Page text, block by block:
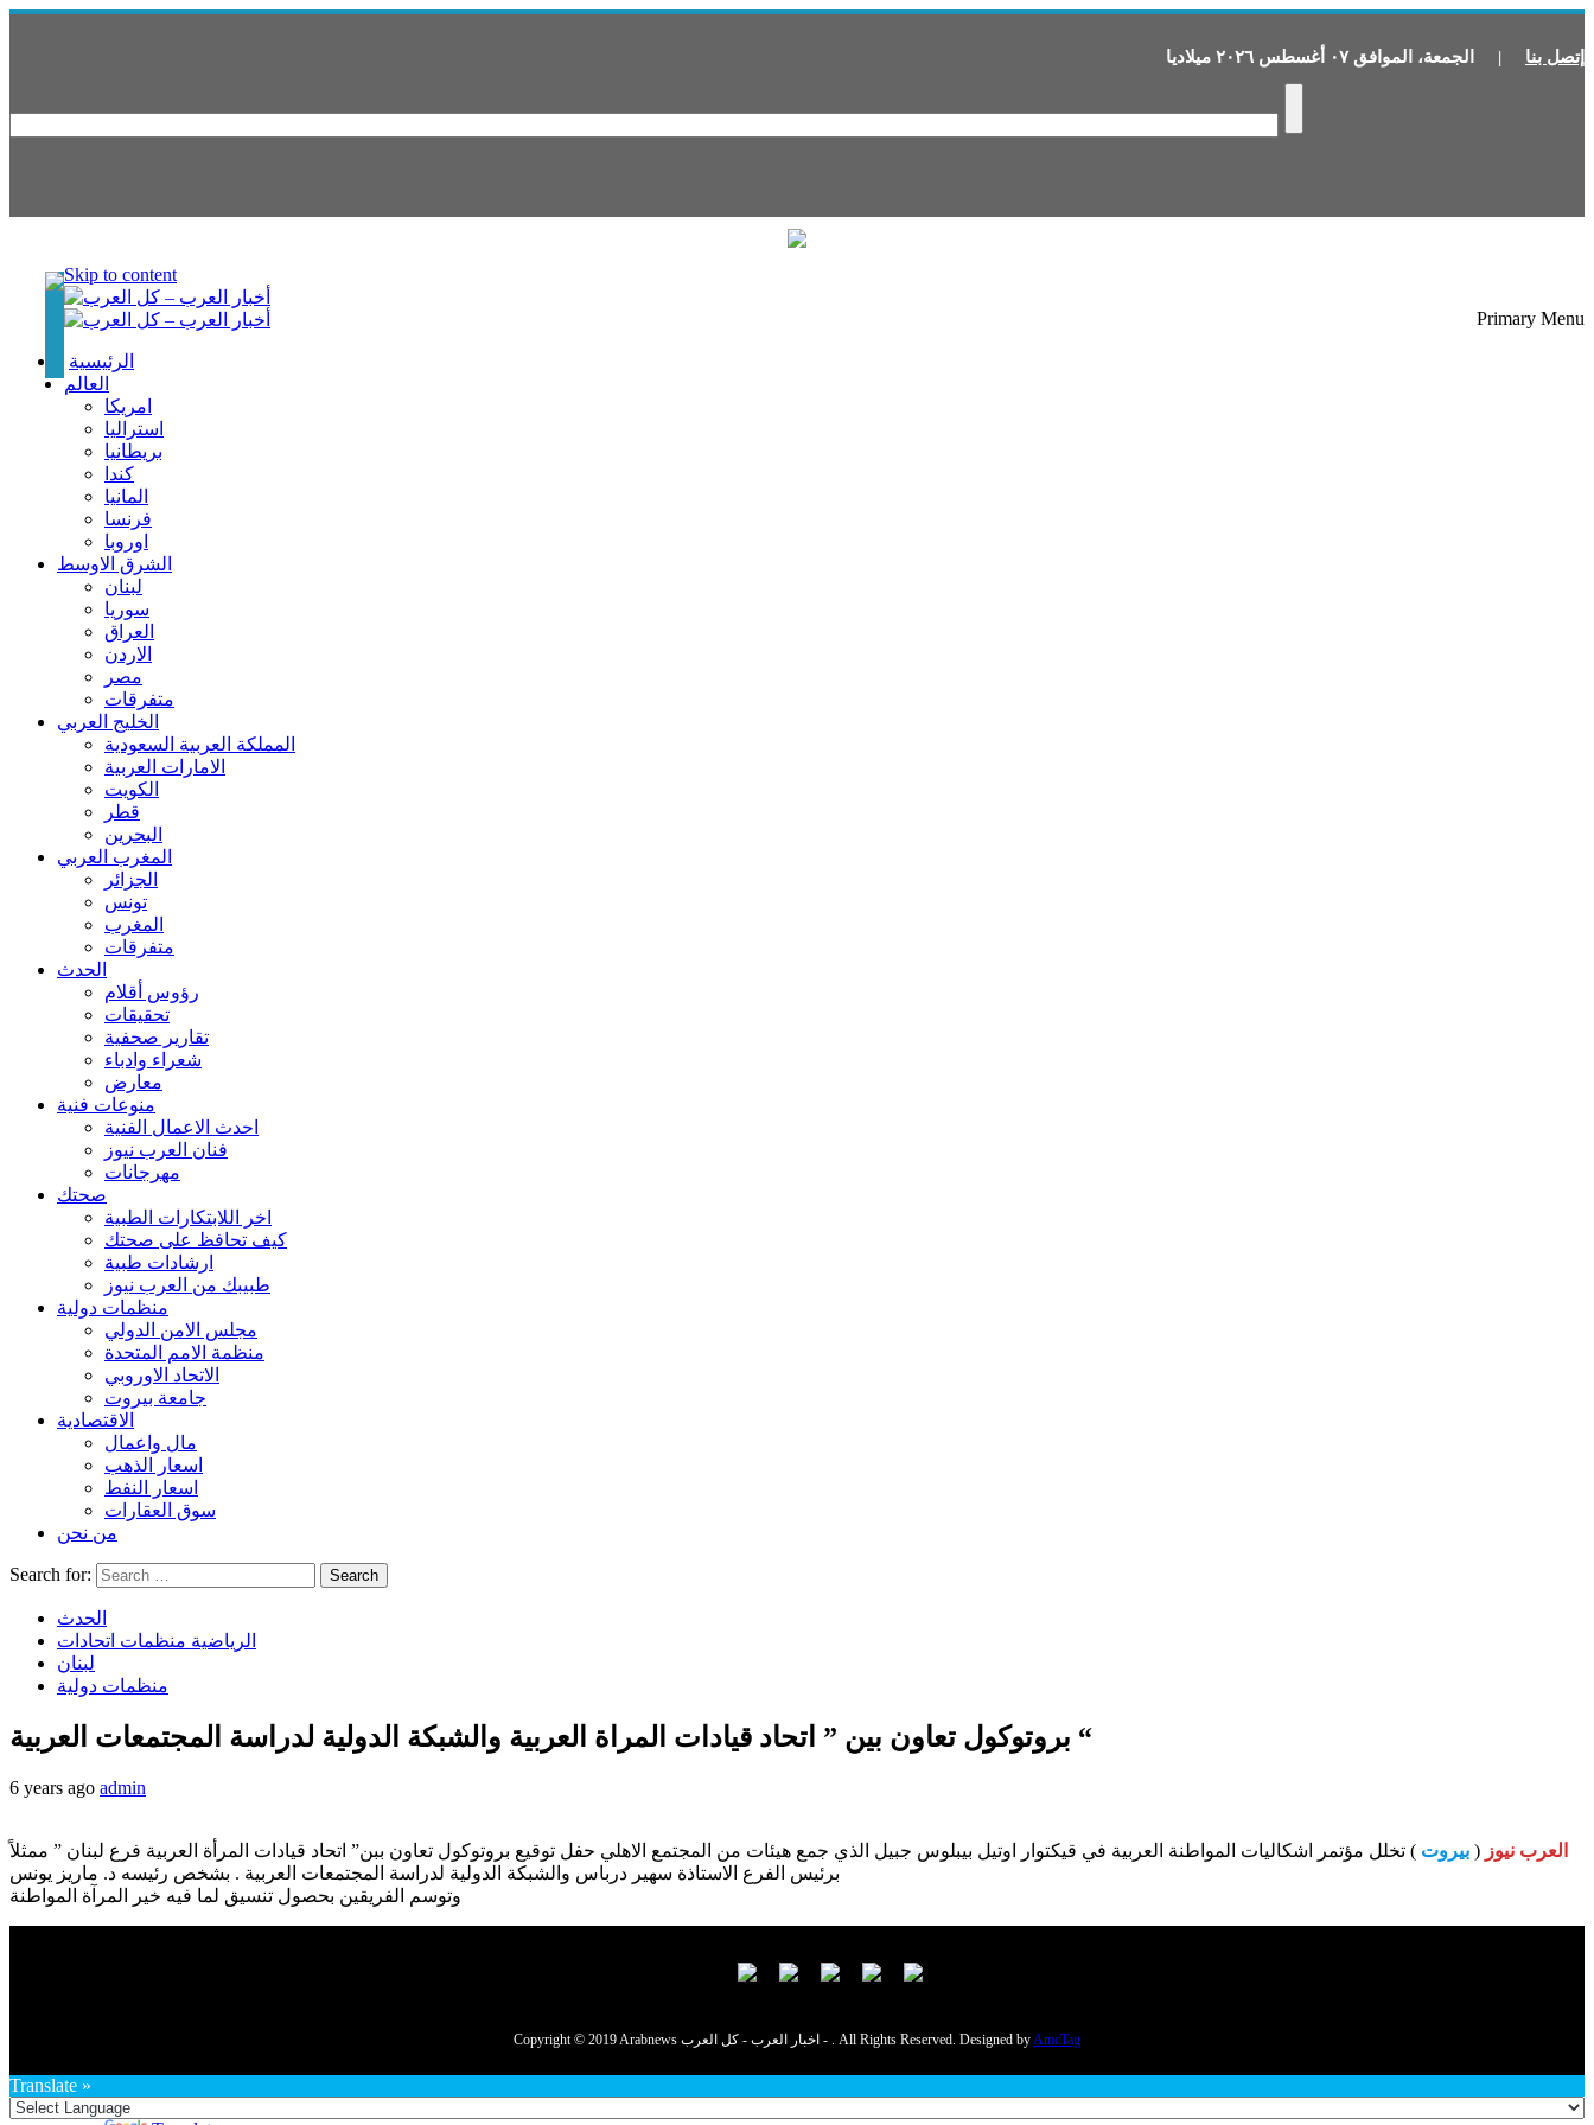
إتصل بنا | الجمعة، الموافق ٠٧ أغسطس ٢٠٢٦ ميلاديا
Skip to content
Primary Menu
الرئيسية
العالم
امريكا
استراليا
بريطانيا
كندا
المانيا
فرنسا
اوروبا
الشرق الاوسط
لبنان
سوريا
العراق
الاردن
مصر
متفرقات
الخليج العربي
المملكة العربية السعودية
الامارات العربية
الكويت
قطر
البحرين
المغرب العربي
الجزائر
تونس
المغرب
متفرقات
الحدث
رؤوس أقلام
تحقيقات
تقارير صحفية
شعراء وادباء
معارض
منوعات فنية
احدث الاعمال الفنية
فنان العرب نيوز
مهرجانات
صحتك
اخر اللابتكارات الطبية
كيف تحافظ على صحتك
ارشادات طبية
طبيبك من العرب نيوز
منظمات دولية
مجلس الامن الدولي
منظمة الامم المتحدة
الاتحاد الاوروبي
جامعة بيروت
الاقتصادية
مال واعمال
اسعار الذهب
اسعار النفط
سوق العقارات
من نحن
Search for:
الحدث
الرياضية منظمات اتحادات
لبنان
منظمات دولية
بروتوكول تعاون بين ” اتحاد قيادات المراة العربية والشبكة الدولية لدراسة المجتمعات العربية “
6 years ago admin
العرب نيوز ( بيروت ) تخلل مؤتمر اشكاليات المواطنة العربية في قيكتوار اوتيل بيبلوس جبيل الذي جمع هيئات من المجتمع الاهلي حفل توقيع بروتوكول تعاون ببن” اتحاد قيادات المرأة العربية فرع لبنان ” ممثلاً
برئيس الفرع الاستاذة سهير درباس والشبكة الدولية لدراسة المجتمعات العربية . بشخص رئيسه د. ماريز يونس
وتوسم الفريقين بحصول تنسيق لما فيه خير المرآة المواطنة
Copyright © 2019 Arabnews اخبار العرب - كل العرب - . All Rights Reserved. Designed byAmcTag
Translate »